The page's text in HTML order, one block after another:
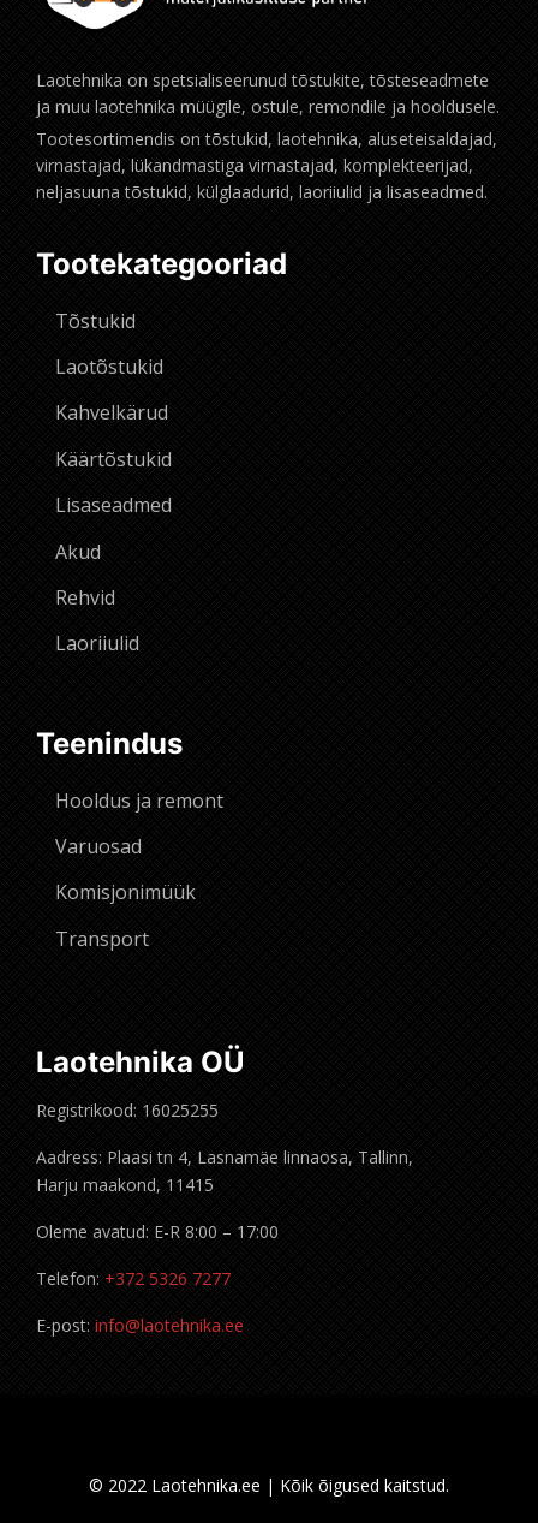
Laotehnika on spetsialiseerunud tõstukite, tõsteseadmete
ja muu laotehnika müügile, ostule, remondile ja hooldusele.
Tootesortimendis on tõstukid, laotehnika, aluseteisaldajad,
virnastajad, lükandmastiga virnastajad, komplekteerijad,
neljasuuna tõstukid, külglaadurid, laoriiulid ja lisaseadmed.
Tootekategooriad
Tõstukid
Laotõstukid
Kahvelkärud
Käärtõstukid
Lisaseadmed
Akud
Rehvid
Laoriiulid
Teenindus
Hooldus ja remont
Varuosad
Komisjonimüük
Transport
Laotehnika OÜ
Registrikood: 16025255
Aadress: Plaasi tn 4, Lasnamäe linnaosa, Tallinn,
Harju maakond, 11415
Oleme avatud: E-R 8:00 – 17:00
Telefon: +372 5326 7277
E-post: info@laotehnika.ee
© 2022 Laotehnika.ee | Kõik õigused kaitstud.